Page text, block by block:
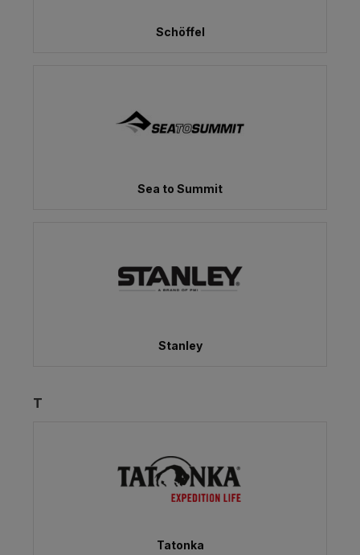
Schöffel
Sea to Summit
Stanley
T
Tatonka